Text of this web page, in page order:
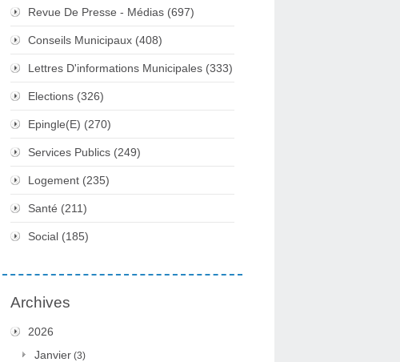
Revue De Presse - Médias (697)
Conseils Municipaux (408)
Lettres D'informations Municipales (333)
Elections (326)
Epingle(e) (270)
Services Publics (249)
Logement (235)
Santé (211)
Social (185)
Archives
2026
Janvier (3)